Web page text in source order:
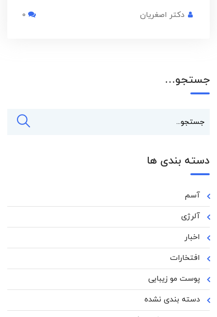
دکتر اصغریان
جستجو…
دسته بندی ها
آسم
آلرژی
اخبار
افتخارات
پوست مو زیبایی
دسته بندی نشده